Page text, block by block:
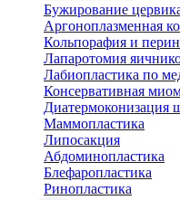
Бужирование
Аргоноплазменная
Кольпорафия и
Лапаротомия
Лабиопластика по
Консервативная
Диатермоконизация
Маммопластика
Липосакция
Абдоминопластика
Блефаропластика
Ринопластика